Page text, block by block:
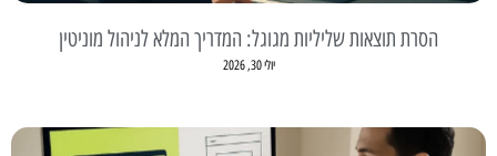
הסרת תוצאות שליליות מגוגל: המדריך המלא לניהול מוניטין
יולי 30, 2026